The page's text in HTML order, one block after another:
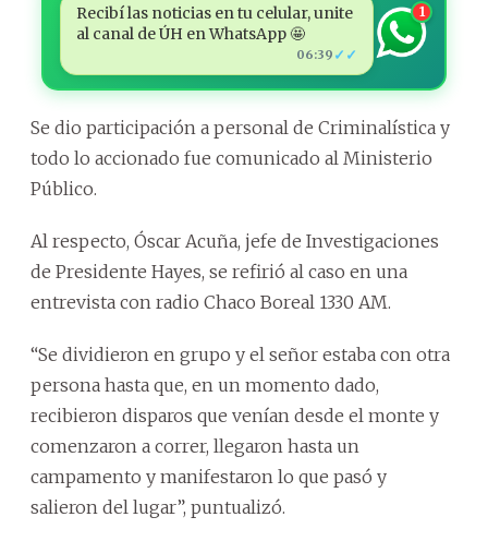
Recibí las noticias en tu celular, unite
al canal de ÚH en WhatsApp 🤩
06:39 ✓✓
1
Se dio participación a personal de Criminalística y
todo lo accionado fue comunicado al Ministerio
Público.
Al respecto, Óscar Acuña, jefe de Investigaciones
de Presidente Hayes, se refirió al caso en una
entrevista con radio Chaco Boreal 1330 AM.
“Se dividieron en grupo y el señor estaba con otra
persona hasta que, en un momento dado,
recibieron disparos que venían desde el monte y
comenzaron a correr, llegaron hasta un
campamento y manifestaron lo que pasó y
salieron del lugar”, puntualizó.